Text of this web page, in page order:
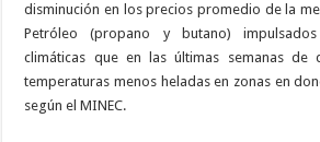
disminución en los precios promedio de la
Petróleo (propano y butano)
climáticas que en las últimas semanas de
temperaturas menos heladas en zonas en
según el MINEC.